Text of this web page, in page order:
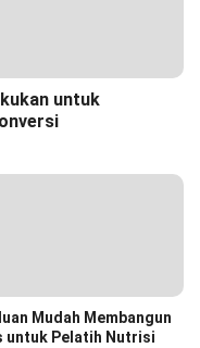
untuk
Mudah Membangun
untuk Pelatih Nutrisi